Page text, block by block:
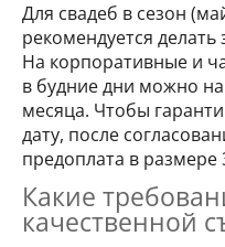
Для свадеб в сезон
рекомендуется делать
На корпоративные и
в будние дни можно
месяца. Чтобы
дату, после
предоплата в размере
Какие
качественной